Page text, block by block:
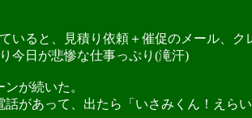
ると、見積り依頼＋催促のメール、ク
今日が悲惨な仕事っぷり(滝汗)
が続いた。
があって、出たら「いさみくん！えら